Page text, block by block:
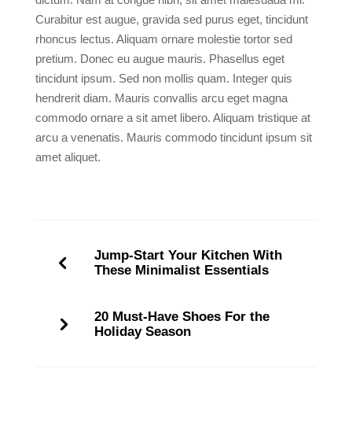
Curabitur est augue, gravida sed purus eget, tincidunt
rhoncus lectus. Aliquam ornare molestie tortor sed
pretium. Donec eu augue mauris. Phasellus eget
tincidunt ipsum. Sed non mollis quam. Integer quis
hendrerit diam. Mauris convallis arcu eget magna
commodo ornare a sit amet libero. Aliquam tristique at
arcu a venenatis. Mauris commodo tincidunt ipsum sit
amet aliquet.
Jump-Start Your Kitchen With
These Minimalist Essentials
20 Must-Have Shoes For the
Holiday Season